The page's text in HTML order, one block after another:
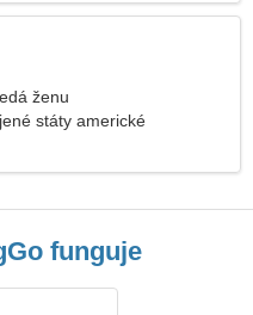
ženu
státy americké
funguje